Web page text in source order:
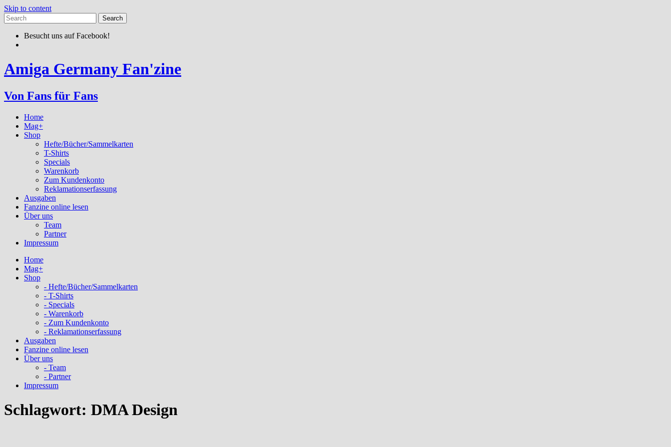
Skip to content
Besucht uns auf Facebook!
Amiga Germany Fan'zine
Von Fans für Fans
Home
Mag+
Shop
Hefte/Bücher/Sammelkarten
T-Shirts
Specials
Warenkorb
Zum Kundenkonto
Reklamationserfassung
Ausgaben
Fanzine online lesen
Über uns
Team
Partner
Impressum
Home
Mag+
Shop
- Hefte/Bücher/Sammelkarten
- T-Shirts
- Specials
- Warenkorb
- Zum Kundenkonto
- Reklamationserfassung
Ausgaben
Fanzine online lesen
Über uns
- Team
- Partner
Impressum
Schlagwort: DMA Design